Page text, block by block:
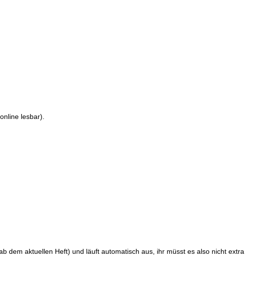
lesbar).
dem aktuellen Heft) und läuft automatisch aus, ihr müsst es also nicht extra